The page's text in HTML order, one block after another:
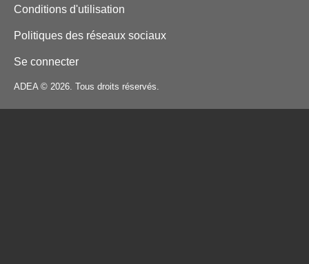
Conditions d'utilisation
Politiques des réseaux sociaux
Se connecter
ADEA © 2026. Tous droits réservés.